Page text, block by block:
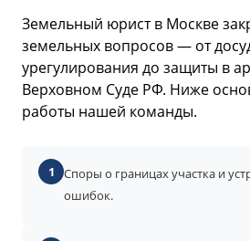
Земельный юрист в Москве
земельных вопросов — от
урегулирования до защиты в
Верховном Суде РФ. Ниже
работы нашей команды.
1
Споры о границах участка и
ошибок.